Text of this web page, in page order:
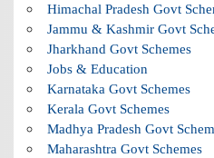
Himachal Pradesh Govt
Jammu & Kashmir Govt
Jharkhand Govt Schemes
Jobs & Education
Karnataka Govt Schemes
Kerala Govt Schemes
Madhya Pradesh Govt
Maharashtra Govt Schemes